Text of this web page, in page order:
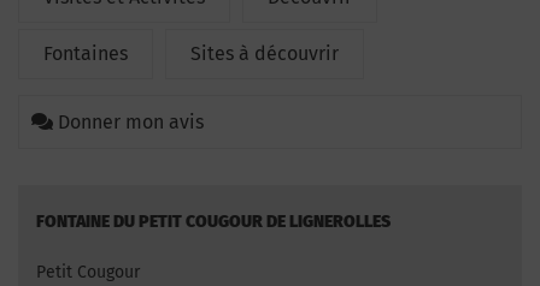
Fontaines Sites à découvrir
Donner mon avis
FONTAINE DU PETIT COUGOUR DE LIGNEROLLES
Petit Cougour